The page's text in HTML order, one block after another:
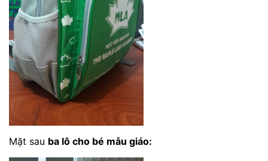
Mặt sau ba lô cho bé mẫu giáo: